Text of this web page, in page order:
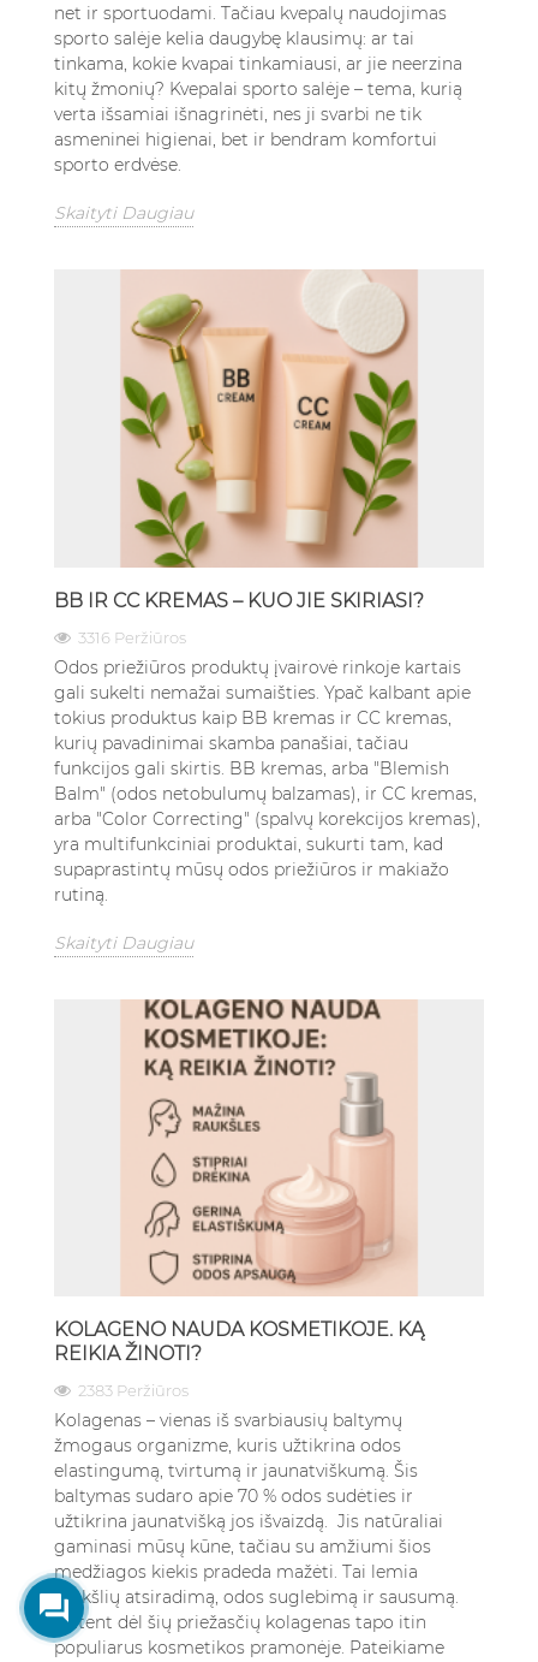
net ir sportuodami. Tačiau kvepalų naudojimas
sporto salėje kelia daugybę klausimų: ar tai
tinkama, kokie kvapai tinkamiausi, ar jie neerzina
kitų žmonių? Kvepalai sporto salėje – tema, kurią
verta išsamiai išnagrinėti, nes ji svarbi ne tik
asmeninei higienai, bet ir bendram komfortui
sporto erdvėse.
Skaityti Daugiau
BB IR CC KREMAS – KUO JIE SKIRIASI?
3316 Peržiūros
Odos priežiūros produktų įvairovė rinkoje kartais
gali sukelti nemažai sumaišties. Ypač kalbant apie
tokius produktus kaip BB kremas ir CC kremas,
kurių pavadinimai skamba panašiai, tačiau
funkcijos gali skirtis. BB kremas, arba "Blemish
Balm" (odos netobulumų balzamas), ir CC kremas,
arba "Color Correcting" (spalvų korekcijos kremas),
yra multifunkciniai produktai, sukurti tam, kad
supaprastintų mūsų odos priežiūros ir makiažo
rutiną.
Skaityti Daugiau
KOLAGENO NAUDA KOSMETIKOJE. KĄ
REIKIA ŽINOTI?
2383 Peržiūros
Kolagenas – vienas iš svarbiausių baltymų
žmogaus organizme, kuris užtikrina odos
elastingumą, tvirtumą ir jaunatviškumą. Šis
baltymas sudaro apie 70 % odos sudėties ir
užtikrina jaunatvišką jos išvaizdą. Jis natūraliai
gaminasi mūsų kūne, tačiau su amžiumi šios
medžiagos kiekis pradeda mažėti. Tai lemia
raukšlių atsiradimą, odos suglebimą ir sausumą.
Būtent dėl šių priežasčių kolagenas tapo itin
populiarus kosmetikos pramonėje. Pateikiame